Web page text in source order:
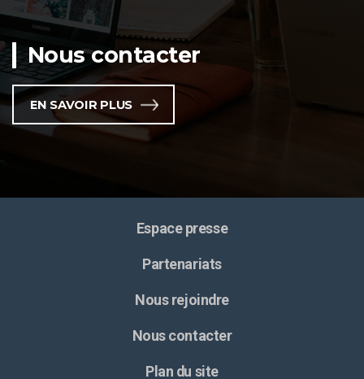
Nous contacter
EN SAVOIR PLUS
Espace presse
Partenariats
Nous rejoindre
Nous contacter
Plan du site